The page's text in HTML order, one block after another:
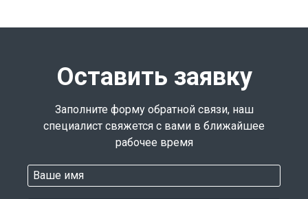
Оставить заявку
Заполните форму обратной связи, наш
специалист свяжется с вами в ближайшее
рабочее время